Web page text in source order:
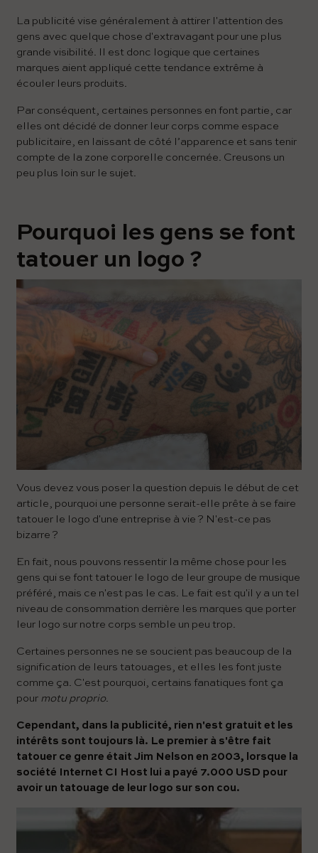
La publicité vise généralement à attirer l'attention des
gens avec quelque chose d'extravagant pour une plus
grande visibilité. Il est donc logique que certaines
marques aient appliqué cette tendance extrême à
écouler leurs produits.
Par conséquent, certaines personnes en font partie, car
elles ont décidé de donner leur corps comme espace
publicitaire, en laissant de côté l’apparence et sans tenir
compte de la zone corporelle concernée. Creusons un
peu plus loin sur le sujet.
Pourquoi les gens se font
tatouer un logo ?
Vous devez vous poser la question depuis le début de cet
article, pourquoi une personne serait-elle prête à se faire
tatouer le logo d'une entreprise à vie ? N'est-ce pas
bizarre ?
En fait, nous pouvons ressentir la même chose pour les
gens qui se font tatouer le logo de leur groupe de musique
préféré, mais ce n'est pas le cas. Le fait est qu'il y a un tel
niveau de consommation derrière les marques que porter
leur logo sur notre corps semble un peu trop.
Certaines personnes ne se soucient pas beaucoup de la
signification de leurs tatouages, et elles les font juste
comme ça. C'est pourquoi, certains fanatiques font ça
pour motu proprio.
Cependant, dans la publicité, rien n'est gratuit et les
intérêts sont toujours là. Le premier à s'être fait
tatouer ce genre était Jim Nelson en 2003, lorsque la
société Internet CI Host lui a payé 7.000 USD pour
avoir un tatouage de leur logo sur son cou.